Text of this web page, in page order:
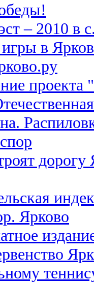
– 2010 в
в
проекта
Ярково